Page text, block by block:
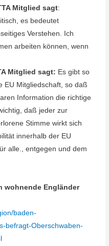
Mitglied sagt:
es bedeutet
Verstehen. Ich
arbeiten können, wenn
Mitglied sagt: Es gibt so
EU Mitgliedschaft, so daß
Information die richtige
daß jeder zur
Stimme wirkt sich
innerhalb der EU
alle., entgegen und dem
wohnende Engländer
baden-
befragt-Oberschwaben-